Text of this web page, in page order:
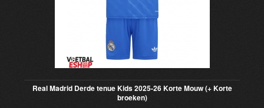
Real Madrid Derde tenue Kids 2025-26 Korte Mouw (+ Korte
broeken)